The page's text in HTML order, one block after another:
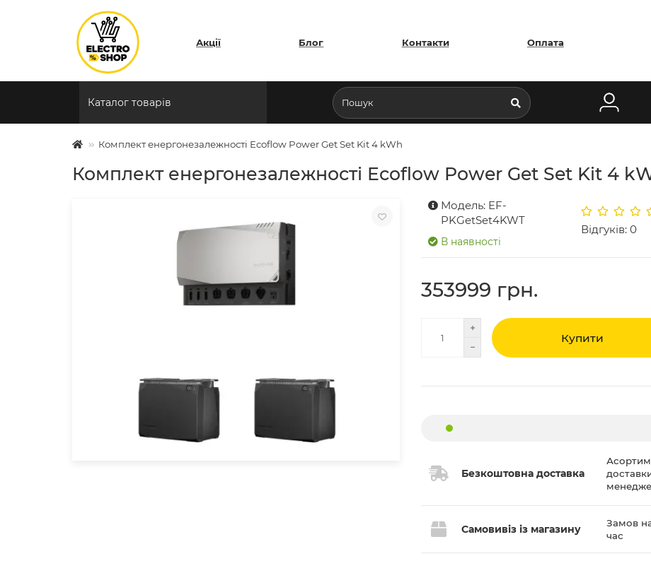
Акції Блог Контакти Оплата
Каталог товарів
Комплект енергонезалежності Ecoflow Power Get Set Kit 4 kWh
Комплект енергонезалежності Ecoflow Power Get Set Kit 4
Модель: EF-
PKGetSet4KWT
В наявності
Відгуків: 0
353999 грн.
Купити
Безкоштовна доставка
Самовивіз із магазину
Замов
час